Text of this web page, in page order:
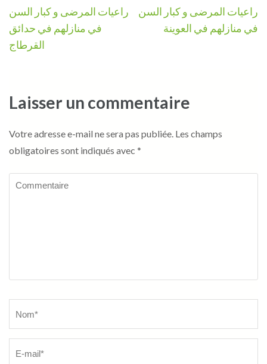
Navigation
de
l’article
راعيات المرضى و كبار السن
في منازلهم في حدائق
القرطاج
راعيات المرضى و كبار السن
في منازلهم في العوينة
Laisser un commentaire
Votre adresse e-mail ne sera pas publiée. Les champs
obligatoires sont indiqués avec *
Commentaire